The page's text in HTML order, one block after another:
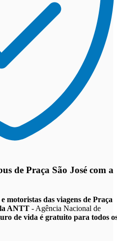
de Praça São José com a
motoristas das viagens de Praça
ANTT - Agência Nacional de
de vida é gratuito para todos